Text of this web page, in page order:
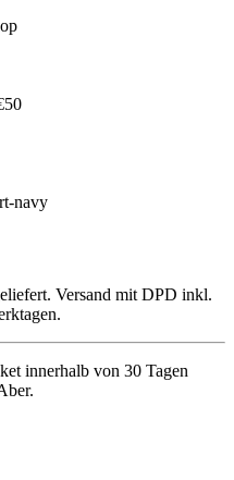
navy
Versand mit DPD inkl.
innerhalb von 30 Tagen